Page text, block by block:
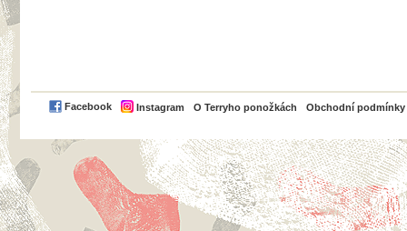
Facebook Instagram O Terryho ponožkách Obchodní podmínky
PayPal